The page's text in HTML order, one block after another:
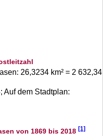
26,3234 km² = 2 632,34
; Auf dem Stadtplan:
von 1869 bis 2018 [1]